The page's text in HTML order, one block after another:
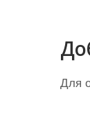
в
и
г
Для